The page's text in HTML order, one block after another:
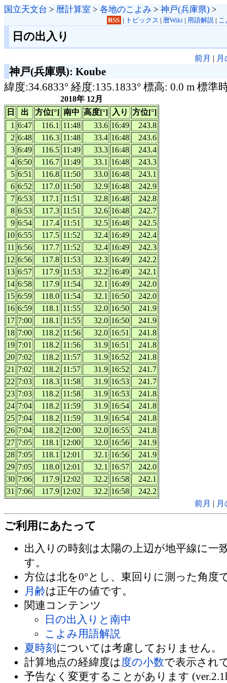
国立天文台 > 暦計算室 > 各地のこよみ > 神戸(兵庫県) >
RSS | トピックス | 暦Wiki| 用語解説| こ
日の出入り
前月 |
神戸(兵庫県): Koube
緯度:34.6833° 経度:135.1833° 標高: 0.0 m 標準
2018年 12月
日
出 方位[°] 南中 高度[°] 入り
方位[°]
1 6:47 116.1 11:48 33.6 16:49
243.8
2 6:48 116.3 11:48 33.4 16:48
243.6
3 6:49 116.5 11:49 33.3 16:48
243.4
4 6:50 116.7 11:49 33.1 16:48
243.3
5 6:51 116.8 11:50 33.0 16:48
243.1
6 6:52 117.0 11:50 32.9 16:48
242.9
7 6:53 117.1 11:51 32.8 16:48
242.8
8 6:53 117.3 11:51 32.6 16:48
242.7
9 6:54 117.4 11:51 32.5 16:48
242.5
10 6:55 117.5 11:52 32.4 16:49
242.4
11 6:56 117.7 11:52 32.4 16:49
242.3
12 6:56 117.8 11:53 32.3 16:49
242.2
13 6:57 117.9 11:53 32.2 16:49
242.1
14 6:58 117.9 11:54 32.1 16:49
242.0
15 6:59 118.0 11:54 32.1 16:50
242.0
16 6:59 118.1 11:55 32.0 16:50
241.9
17 7:00 118.1 11:55 32.0 16:50
241.9
18 7:00 118.2 11:56 32.0 16:51
241.8
19 7:01 118.2 11:56 31.9 16:51
241.8
20 7:02 118.2 11:57 31.9 16:52
241.8
21 7:02 118.2 11:57 31.9 16:52
241.7
22 7:03 118.3 11:58 31.9 16:53
241.7
23 7:03 118.2 11:58 31.9 16:53
241.8
24 7:04 118.2 11:59 31.9 16:54
241.8
25 7:04 118.2 11:59 31.9 16:54
241.8
26 7:04 118.2 12:00 32.0 16:55
241.8
27 7:05 118.1 12:00 32.0 16:56
241.9
28 7:05 118.1 12:01 32.1 16:56
241.9
29 7:05 118.0 12:01 32.1 16:57
242.0
30 7:06 117.9 12:02 32.2 16:58
242.1
31 7:06 117.9 12:02 32.2 16:58
242.2
前月 |
ご利用にあたって
出入りの時刻は太陽の上辺が地平線に一
す。
方位は北を0°とし、東回りに測った角度
月齢は正午の値です。
関連コンテンツ
日の出入りと南中
こよみ用語解説
夏時刻 については考慮しておりません。
計算地点の経緯度は 度の小数で表示され
予告なく変更することがあります